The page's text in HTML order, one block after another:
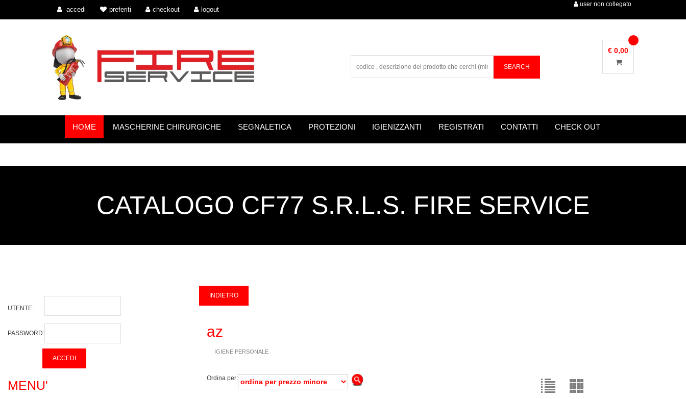
accedi preferiti checkout logout
user non collegato
€ 0,00
HOME MASCHERINE CHIRURGICHE SEGNALETICA PROTEZIONI IGIENIZZANTI REGISTRATI CONTATTI CHECK OUT
CATALOGO CF77 S.R.L.S. FIRE SERVICE
UTENTE:
PASSWORD:
MENU'
az
IGIENE PERSONALE
Ordina per: